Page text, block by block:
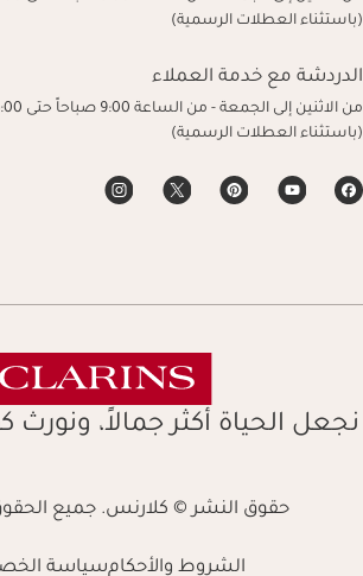
(باستثناء العطلات الرسمية)
الدردشة مع خدمة العملاء
من الاثنين إلى الجمعة - من الساعة 9:00 صباحاً حتى 6:00 مساءً
(باستثناء العطلات الرسمية)
نجعل الحياة أكثر جمالاً، ونورث
حقوق النشر © كلارنس. جميع
الشروط والأحكامسياسة